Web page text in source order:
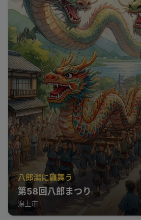
八郎潟に龍舞う
第58回八郎まつり
潟上市